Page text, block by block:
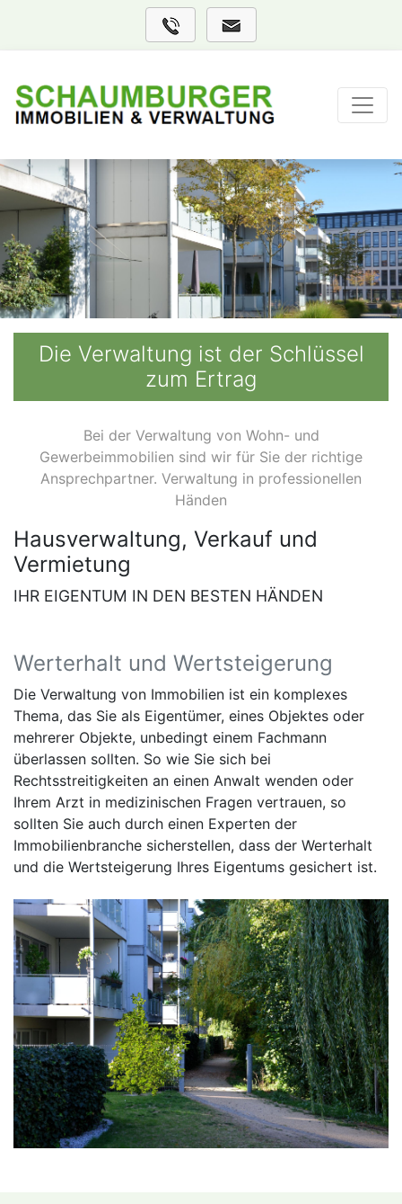
Die Verwaltung ist der Schlüssel
zum Ertrag
Bei der Verwaltung von Wohn- und
Gewerbeimmobilien sind wir für Sie der richtige
Ansprechpartner. Verwaltung in professionellen
Händen
Hausverwaltung, Verkauf und
Vermietung
IHR EIGENTUM IN DEN BESTEN HÄNDEN
Werterhalt und Wertsteigerung
Die Verwaltung von Immobilien ist ein komplexes
Thema, das Sie als Eigentümer, eines Objektes oder
mehrerer Objekte, unbedingt einem Fachmann
überlassen sollten. So wie Sie sich bei
Rechtsstreitigkeiten an einen Anwalt wenden oder
Ihrem Arzt in medizinischen Fragen vertrauen, so
sollten Sie auch durch einen Experten der
Immobilienbranche sicherstellen, dass der Werterhalt
und die Wertsteigerung Ihres Eigentums gesichert ist.